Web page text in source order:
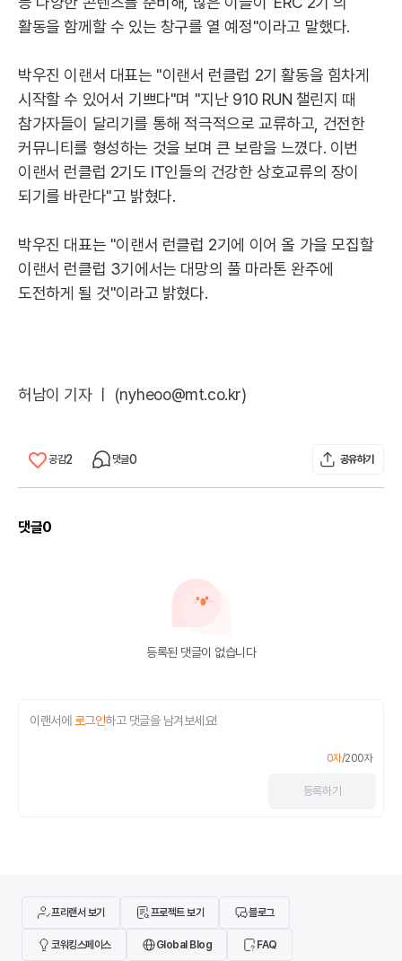
활동을 함께할 수 있는 창구를 열 예정"이라고 말했다.
박우진 이랜서 대표는 "이랜서 런클럽 2기 활동을 힘차게
시작할 수 있어서 기쁘다"며 "지난 910 RUN 챌린지 때
참가자들이 달리기를 통해 적극적으로 교류하고, 건전한
커뮤니티를 형성하는 것을 보며 큰 보람을 느꼈다. 이번
이랜서 런클럽 2기도 IT인들의 건강한 상호교류의 장이
되기를 바란다"고 밝혔다.
박우진 대표는 "이랜서 런클럽 2기에 이어 올 가을 모집할
이랜서 런클럽 3기에서는 대망의 풀 마라톤 완주에
도전하게 될 것"이라고 밝혔다.
허남이 기자 ㅣ (nyheoo@mt.co.kr)
공감2 댓글0 공유하기
댓글0
등록된 댓글이 없습니다
이랜서에 로그인하고 댓글을 남겨보세요!
0자/200자
등록하기
프리랜서 보기 프로젝트 보기 블로그
코워킹스페이스 Global Blog FAQ